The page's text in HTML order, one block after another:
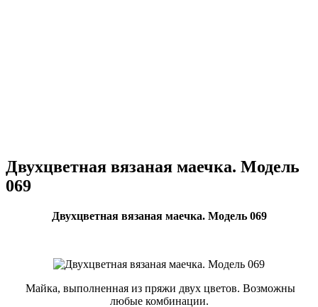
Двухцветная вязаная маечка. Модель
069
Двухцветная вязаная маечка. Модель 069
Майка, выполненная из пряжи двух цветов. Возможны
любые комбинации.